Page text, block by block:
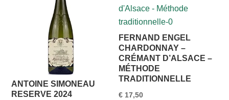
ANTOINE SIMONEAU
RESERVE 2024
FERNAND ENGEL
CHARDONNAY –
CRÉMANT D’ALSACE –
MÉTHODE
TRADITIONNELLE
€ 17,50